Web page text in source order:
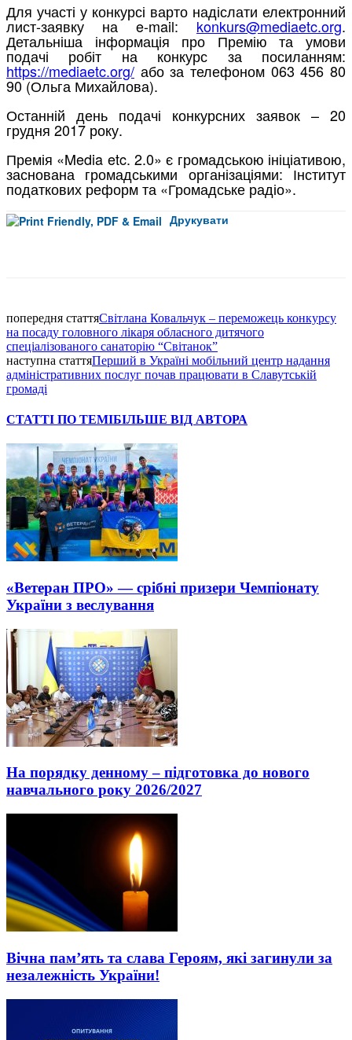
Для участі у конкурсі варто надіслати електронний
лист-заявку на e-mail: konkurs@mediaetc.org.
Детальніша інформація про Премію та умови
подачі робіт на конкурс за посиланням:
https://mediaetc.org/ або за телефоном 063 456 80
90 (Ольга Михайлова).
Останній день подачі конкурсних заявок – 20
грудня 2017 року.
Премія «Media etc. 2.0» є громадською ініціативою,
заснована громадськими організаціями: Інститут
податкових реформ та «Громадське радіо».
Друкувати
попередня статтяСвітлана Ковальчук – переможець конкурсу
на посаду головного лікаря обласного дитячого
спеціалізованого санаторію “Світанок”
наступна статтяПерший в Україні мобільний центр надання
адміністративних послуг почав працювати в Славутській
громаді
СТАТТІ ПО ТЕМІБІЛЬШЕ ВІД АВТОРА
«Ветеран ПРО» — срібні призери Чемпіонату
України з веслування
На порядку денному – підготовка до нового
навчального року 2026/2027
Вічна пам’ять та слава Героям, які загинули за
незалежність України!